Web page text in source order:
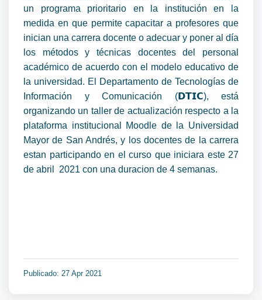
un programa prioritario en la institución en la
medida en que permite capacitar a profesores que
inician una carrera docente o adecuar y poner al día
los métodos y técnicas docentes del personal
académico de acuerdo con el modelo educativo de
la universidad. El Departamento de Tecnologías de
Información y Comunicación (𝗗𝗧𝗜𝗖), está
organizando un taller de actualización respecto a la
plataforma institucional Moodle de la Universidad
Mayor de San Andrés, y los docentes de la carrera
estan participando en el curso que iniciara este 27
de abril 2021 con una duracion de 4 semanas.
Publicado: 27 Apr 2021